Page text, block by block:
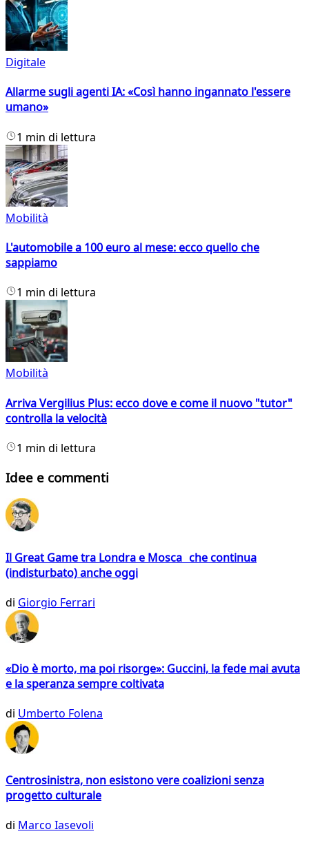
Digitale
Allarme sugli agenti IA: «Così hanno ingannato l'essere
umano»
1 min di lettura
Mobilità
L'automobile a 100 euro al mese: ecco quello che
sappiamo
1 min di lettura
Mobilità
Arriva Vergilius Plus: ecco dove e come il nuovo "tutor"
controlla la velocità
1 min di lettura
Idee e commenti
Il Great Game tra Londra e Mosca che continua
(indisturbato) anche oggi
di Giorgio Ferrari
«Dio è morto, ma poi risorge»: Guccini, la fede mai avuta
e la speranza sempre coltivata
di Umberto Folena
Centrosinistra, non esistono vere coalizioni senza
progetto culturale
di Marco Iasevoli